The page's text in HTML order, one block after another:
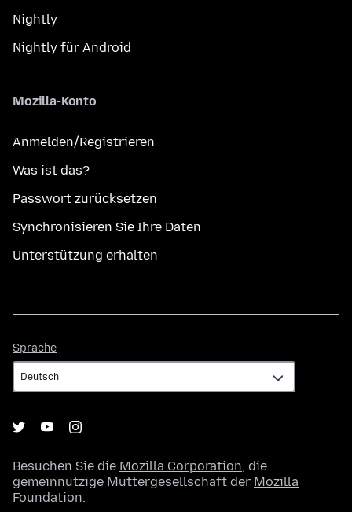
Nightly
Nightly für Android
Mozilla-Konto
Anmelden/Registrieren
Was ist das?
Passwort zurücksetzen
Synchronisieren Sie Ihre Daten
Unterstützung erhalten
Sprache
Besuchen Sie die Mozilla Corporation, die
gemeinnützige Muttergesellschaft der Mozilla
Foundation.